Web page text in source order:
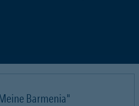
Barmenia"